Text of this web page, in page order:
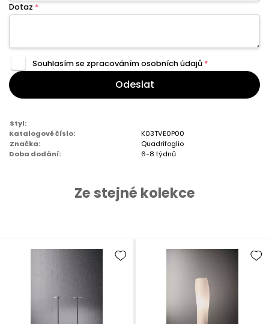
Dotaz *
Souhlasím se zpracovánímosobních údajů *
Odeslat
Styl:
Katalogové číslo:
K03TVE0P00
Značka:
Quadrifoglio
Doba dodání:
6-8 týdnů
Ze stejné kolekce